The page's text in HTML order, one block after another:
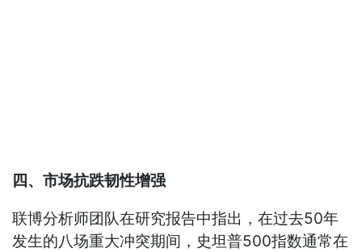
四、市场抗跌韧性增强
联博分析师团队在研究报告中指出，在过去50年
发生的八场重大冲突期间，史坦普500指数通常在